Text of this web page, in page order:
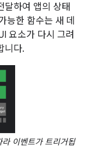
달하여 앱의 상태
능한 함수는 새 데
요소가 다시 그려
니다.
이벤트가 트리거됩